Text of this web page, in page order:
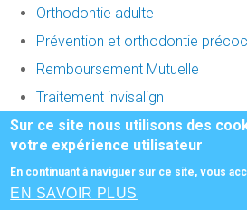
Orthodontie adulte
Prévention et orthodontie
Remboursement Mutuelle
Traitement invisalign
Honoraires
cabinet dentaire créé par
Sur ce site nous utilisons des
votre expérience utilisateur
En continuant à naviguer sur ce site, vous
EN SAVOIR PLUS